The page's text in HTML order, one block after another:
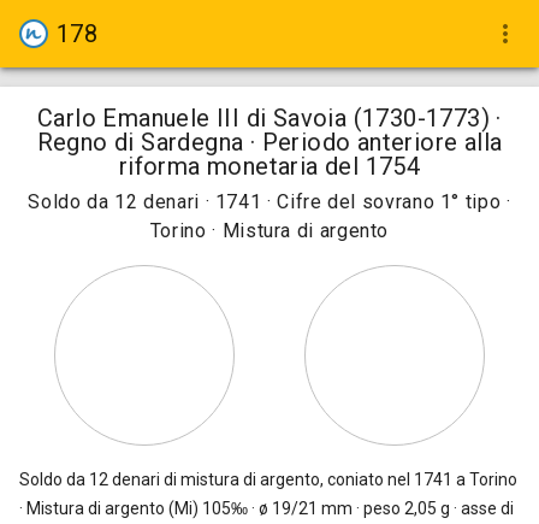
178 more_vert
Carlo Emanuele III di Savoia (1730-1773) ·
Regno di Sardegna · Periodo anteriore alla
riforma monetaria del 1754
Soldo da 12 denari · 1741 · Cifre del sovrano 1° tipo ·
Torino · Mistura di argento
Soldo da 12 denari di mistura di argento, coniato nel 1741 a Torino
· Mistura di argento (Mi) 105‰ · ø 19/21 mm · peso 2,05 g · asse di